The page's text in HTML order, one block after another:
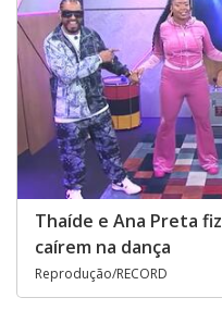
Thaíde e Ana Preta
caírem na dança
Reprodução/RECORD